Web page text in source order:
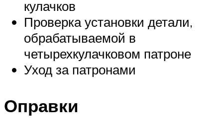
кулачков
Проверка установки детали,
обрабатываемой в
четырехкулачковом патроне
Уход за патронами
Оправки